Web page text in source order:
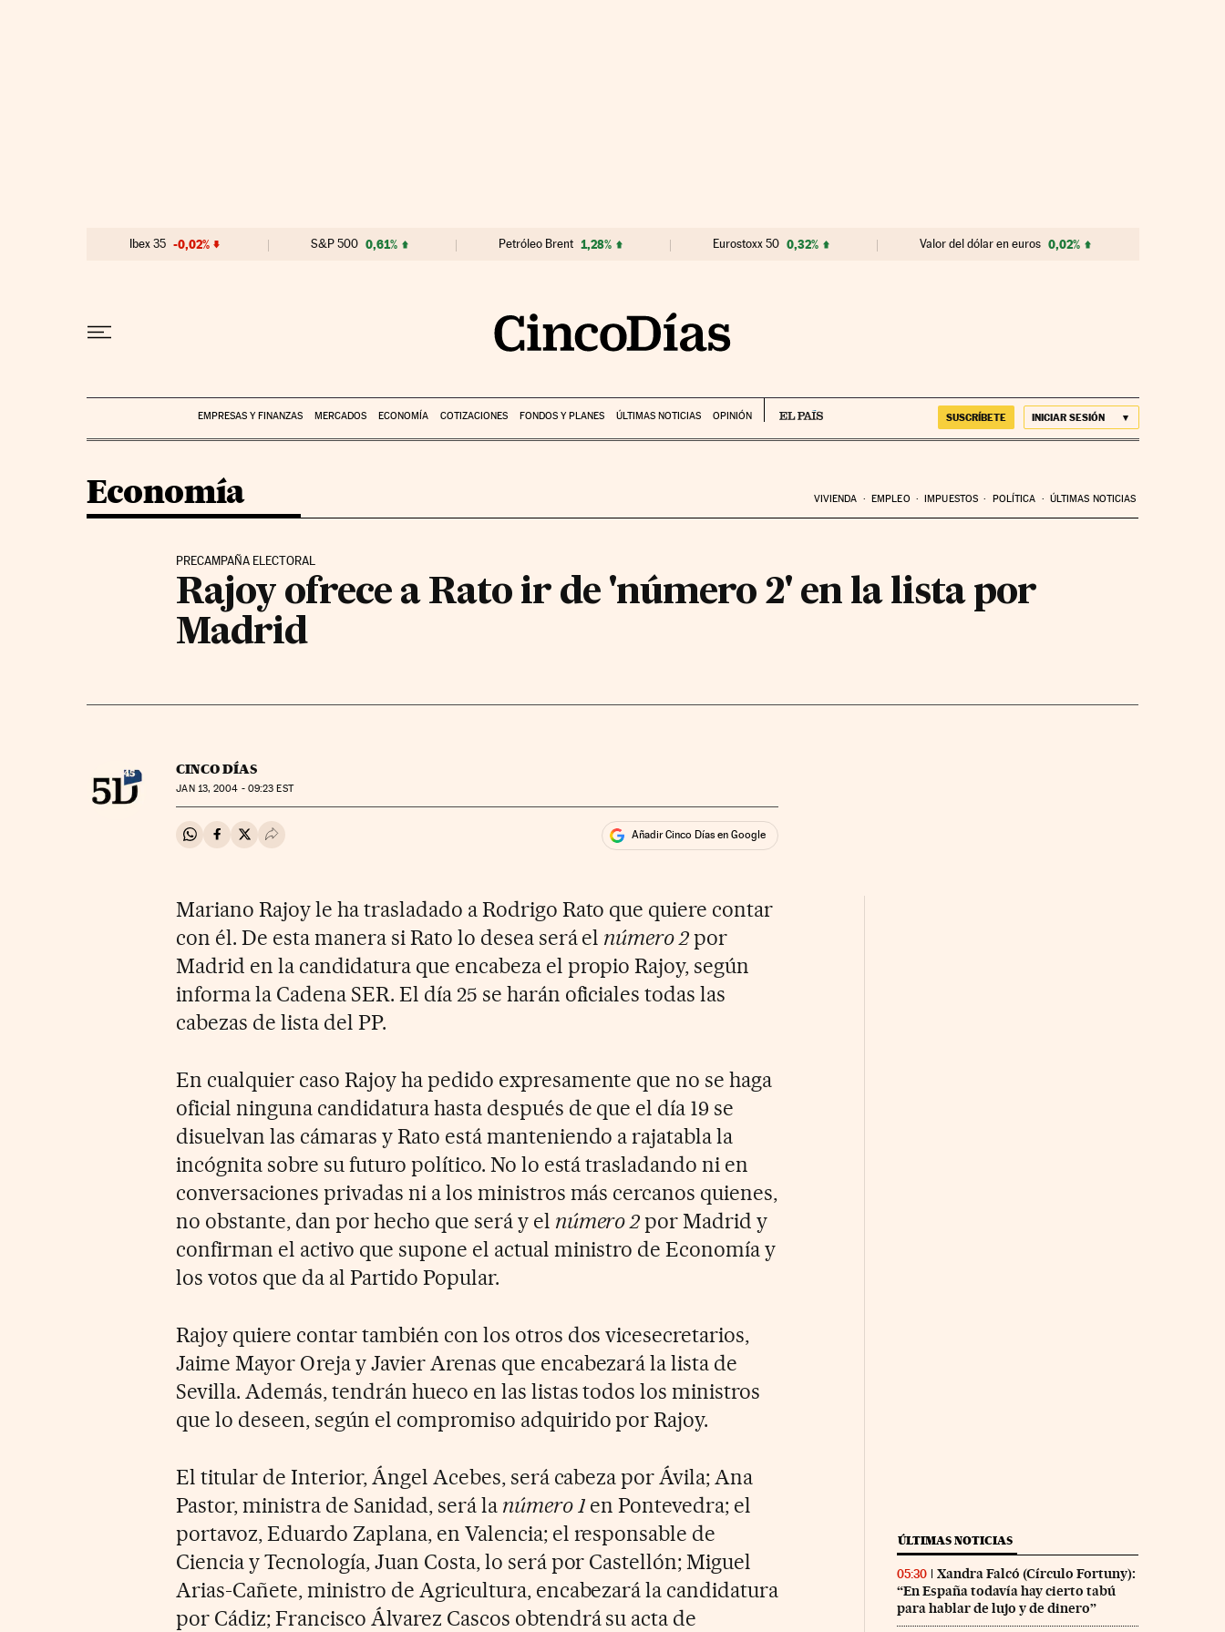
Ibex 35 -0,02% S&P 500 0,61% Petróleo Brent 1,28% Eurostoxx 50 0,32% Valor del dólar en euros 0,02%
EMPRESAS Y FINANZAS MERCADOS ECONOMÍA COTIZACIONES FONDOS Y PLANES ÚLTIMAS NOTICIAS OPINIÓN SUSCRÍBETE INICIAR SESIÓN
Economía VIVIENDA EMPLEO IMPUESTOS POLÍTICA ÚLTIMAS NOTICIAS
PRECAMPAÑA ELECTORAL
Rajoy ofrece a Rato ir de 'número 2' en la lista por
Madrid
CINCO DÍAS
JAN13, 2004 - 09:23 EST
Compartir en Whatsapp
Compartir en Facebook
Compartir en Twitter
Desplegar Redes Sociales Añadir Cinco Días en Google
Mariano Rajoy le ha trasladado a Rodrigo Rato que quiere contar
con él. De esta manera si Rato lo desea será el número 2por
Madrid en la candidatura que encabeza el propio Rajoy, según
informa la Cadena SER. El día 25 se harán oficiales todas las
cabezas de lista del PP.
En cualquier caso Rajoy ha pedido expresamente que no se haga
oficial ninguna candidatura hasta después de que el día 19 se
disuelvan las cámaras y Rato está manteniendo a rajatabla la
incógnita sobre su futuro político. No lo está trasladando ni en
conversaciones privadas ni a los ministros más cercanos quienes,
no obstante, dan por hecho que será y el número 2por Madrid y
confirman el activo que supone el actual ministro de Economía y
los votos que da al Partido Popular.
Rajoy quiere contar también con los otros dos vicesecretarios,
Jaime Mayor Oreja y Javier Arenas que encabezará la lista de
Sevilla. Además, tendrán hueco en las listas todos los ministros
que lo deseen, según el compromiso adquirido por Rajoy.
El titular de Interior, Ángel Acebes, será cabeza por Ávila; Ana
Pastor, ministra de Sanidad, será la número 1 en Pontevedra; el
portavoz, Eduardo Zaplana, en Valencia; el responsable de
Ciencia y Tecnología, Juan Costa, lo será por Castellón; Miguel
Arias-Cañete, ministro de Agricultura, encabezará la candidatura
por Cádiz; Francisco Álvarez Cascos obtendrá su acta de
ÚLTIMAS NOTICIAS
05:30
Xandra Falcó (Círculo Fortuny):
“En España todavía hay cierto tabú
para hablar de lujo y de dinero”